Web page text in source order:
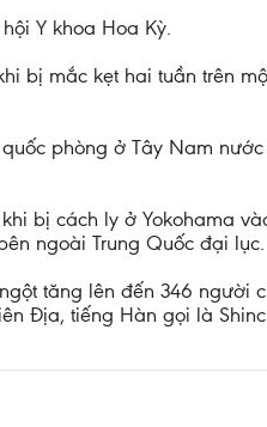
Y khoa Hoa Kỳ.
bị mắc kẹt hai tuần trên
phòng ở Tây Nam
bị cách ly ở Yokohama
ngoài Trung Quốc đại lục.
tăng lên đến 346 người
Địa, tiếng Hàn gọi là